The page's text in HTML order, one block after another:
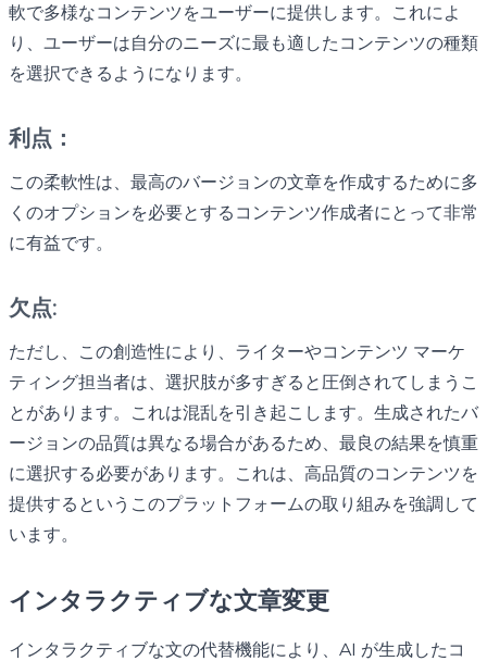
軟で多様なコンテンツをユーザーに提供します。これによ
り、ユーザーは自分のニーズに最も適したコンテンツの種類
を選択できるようになります。
利点：
この柔軟性は、最高のバージョンの文章を作成するために多
くのオプションを必要とするコンテンツ作成者にとって非常
に有益です。
欠点:
ただし、この創造性により、ライターやコンテンツ マーケ
ティング担当者は、選択肢が多すぎると圧倒されてしまうこ
とがあります。これは混乱を引き起こします。生成されたバ
ージョンの品質は異なる場合があるため、最良の結果を慎重
に選択する必要があります。これは、高品質のコンテンツを
提供するというこのプラットフォームの取り組みを強調して
います。
インタラクティブな文章変更
インタラクティブな文の代替機能により、AI が生成したコ